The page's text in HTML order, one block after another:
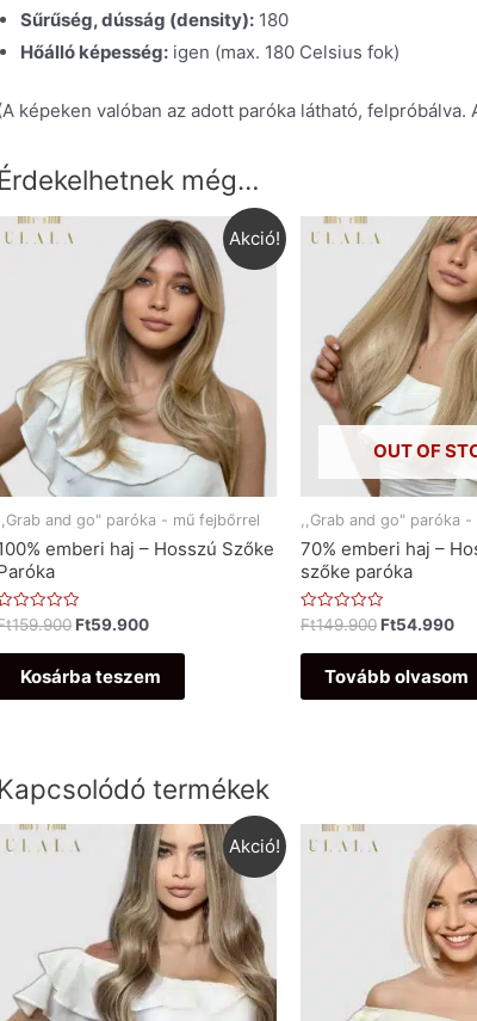
Sűrűség, dússág (density): 180
Hőálló képesség: igen (max. 180 Celsius fok)
képeken valóban az adott paróka látható,
Érdekelhetnek még…
Akció!
and go" paróka - mű fejbőrrel
emberi haj – Hosszú Szőke
159.900Ft59.900
Kosárba teszem
OUT OF
,,Grab and go" paróka -
70% emberi haj –
szőke paróka
Értékelés:
/
Ft149.900Ft54.990
Tovább olvasom
Kapcsolódó termékek
Akció!